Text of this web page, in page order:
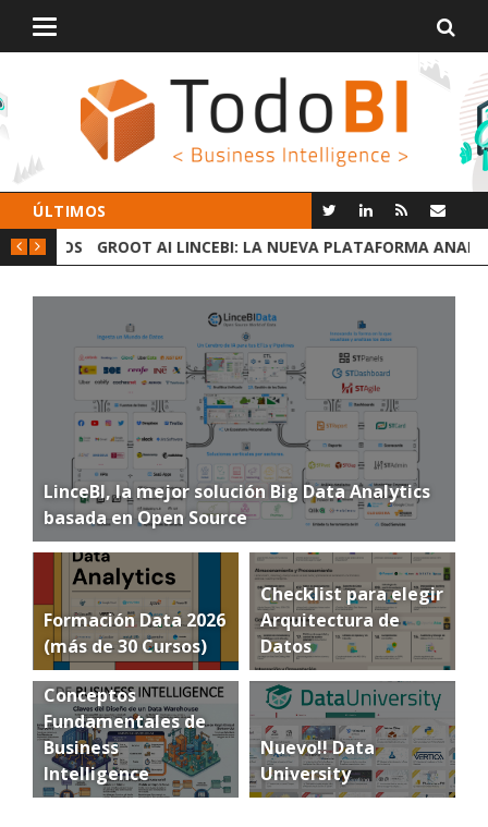
Alternar
ÚLTIMOS
GROOT AI LINCEBI: LA NUEVA PLATAFORMA
LinceBI, la mejor solución Big Data Analytics
basada en Open Source
Formación Data 2026
(más de 30 Cursos)
Checklist para elegir
Arquitectura de
Datos
Conceptos
Fundamentales de
Business
Intelligence
Nuevo!! Data
University